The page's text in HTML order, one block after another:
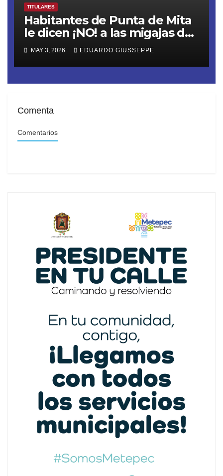
TITULARES
Habitantes de Punta de Mita
le dicen ¡NO! a las migajas de
Grupo DINE. La empresa
construye un muro ilegal en
Playa Las Cocinas,
destruyendo nidos de
extinción
MAY 3, 2026 EDUARDO GIUSSEPPE
Comenta
Comentarios